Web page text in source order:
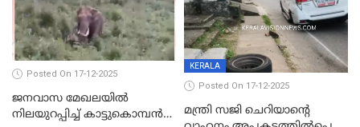
Posted On 17-12-2025
ജനവാസ മേഖലയില്‍
നിലയുറപ്പിച്ച് കാട്ടുകൊമ്പന്‍
KERALA
Posted On 17-12-2025
മന്ത്രി സജി ചെറിയാന്റെ